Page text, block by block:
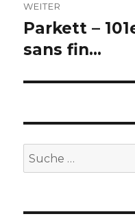
WEITER
Nächster
Beitrag:
Parkett –
sans fin…
Suche
nach: